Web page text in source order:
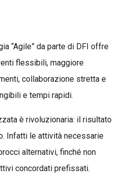
“Agile” da parte di DFI offre
flessibili, maggiore
collaborazione stretta e
e tempi rapidi.
è rivoluzionaria: il risultato
Infatti le attività necessarie
alternativi, finché non
concordati prefissati.